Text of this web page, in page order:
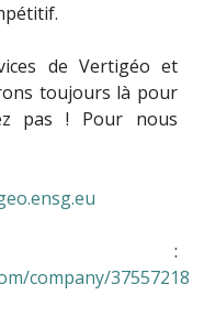
de Vertigéo et
toujours là pour
pas ! Pour nous
:
company/37557218